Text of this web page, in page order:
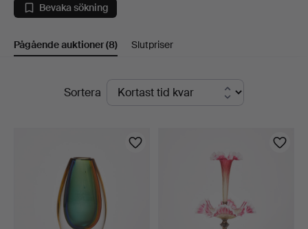
Stockholms
Auktionsverk
Bevaka sökning
Pågående auktioner(8) Slutpriser
PågåendeSortera